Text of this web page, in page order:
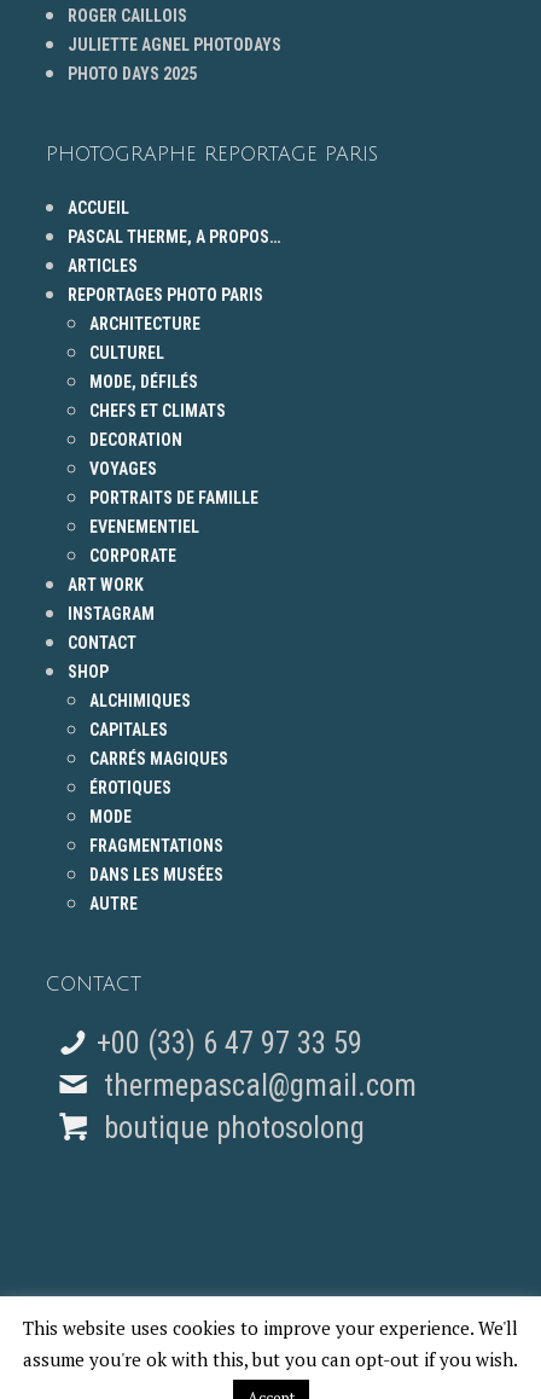
ROGER CAILLOIS
JULIETTE AGNEL PHOTODAYS
PHOTO DAYS 2025
PHOTOGRAPHE REPORTAGE PARIS
ACCUEIL
PASCAL THERME, A PROPOS…
ARTICLES
REPORTAGES PHOTO PARIS
ARCHITECTURE
CULTUREL
MODE, DÉFILÉS
CHEFS ET CLIMATS
DECORATION
VOYAGES
PORTRAITS DE FAMILLE
EVENEMENTIEL
CORPORATE
ART WORK
INSTAGRAM
CONTACT
SHOP
ALCHIMIQUES
CAPITALES
CARRÉS MAGIQUES
ÉROTIQUES
MODE
FRAGMENTATIONS
DANS LES MUSÉES
AUTRE
CONTACT
+00 (33) 6 47 97 33 59
thermepascal@gmail.com
boutique photosolong
© 2018 Pascal Therme - REPORTAGES PHOTO PARIS
This website uses cookies to improve your experience. We'll
assume you're ok with this, but you can opt-out if you wish.